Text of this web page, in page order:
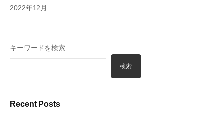
2022年12月
キーワードを検索
検索
Recent Posts